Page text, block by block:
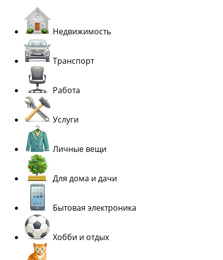
Недвижимость
Транспорт
Работа
Услуги
Личные вещи
Для дома и дачи
Бытовая электроника
Хобби и отдых